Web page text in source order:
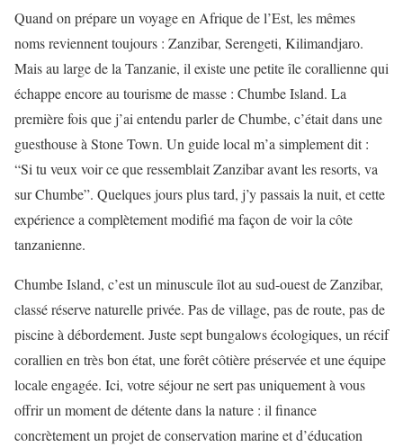
Quand on prépare un voyage en Afrique de l’Est, les mêmes
noms reviennent toujours : Zanzibar, Serengeti, Kilimandjaro.
Mais au large de la Tanzanie, il existe une petite île corallienne qui
échappe encore au tourisme de masse : Chumbe Island. La
première fois que j’ai entendu parler de Chumbe, c’était dans une
guesthouse à Stone Town. Un guide local m’a simplement dit :
“Si tu veux voir ce que ressemblait Zanzibar avant les resorts, va
sur Chumbe”. Quelques jours plus tard, j’y passais la nuit, et cette
expérience a complètement modifié ma façon de voir la côte
tanzanienne.
Chumbe Island, c’est un minuscule îlot au sud-ouest de Zanzibar,
classé réserve naturelle privée. Pas de village, pas de route, pas de
piscine à débordement. Juste sept bungalows écologiques, un récif
corallien en très bon état, une forêt côtière préservée et une équipe
locale engagée. Ici, votre séjour ne sert pas uniquement à vous
offrir un moment de détente dans la nature : il finance
concrètement un projet de conservation marine et d’éducation